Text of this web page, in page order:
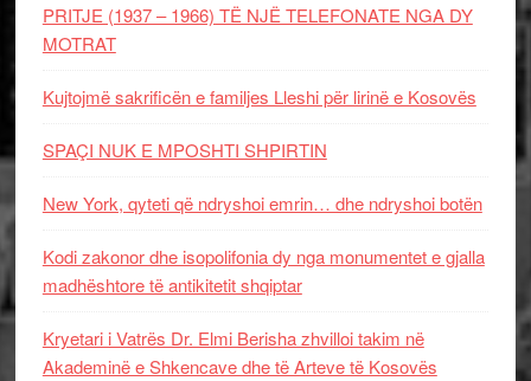
PRITJE (1937 – 1966) TË NJË TELEFONATE NGA DY
MOTRAT
Kujtojmë sakrificën e familjes Lleshi për lirinë e Kosovës
SPAÇI NUK E MPOSHTI SHPIRTIN
New York, qyteti që ndryshoi emrin… dhe ndryshoi botën
Kodi zakonor dhe isopolifonia dy nga monumentet e gjalla
madhështore të antikitetit shqiptar
Kryetari i Vatrës Dr. Elmi Berisha zhvilloi takim në
Akademinë e Shkencave dhe të Arteve të Kosovës